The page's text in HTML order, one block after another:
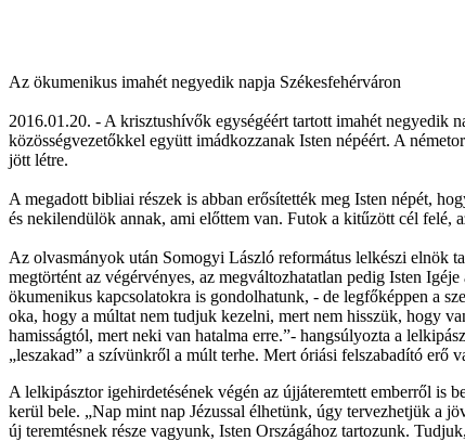
Az ökumenikus imahét negyedik napja Székesfehérváron
2016.01.20. - A krisztushívők egységéért tartott imahét negyedik
közösségvezetőkkel együtt imádkozzanak Isten népéért. A
jött létre.
A megadott bibliai részek is abban erősítették meg Isten népét,
és nekilendülök annak, ami előttem van. Futok a kitűzött cél felé,
Az olvasmányok után Somogyi László református lelkészi elnök
megtörtént az végérvényes, az megváltozhatatlan pedig Isten
ökumenikus kapcsolatokra is gondolhatunk, - de legfőképpen a
oka, hogy a múltat nem tudjuk kezelni, mert nem hisszük, hogy
hamisságtól, mert neki van hatalma erre.”- hangsúlyozta a
„leszakad” a szívünkről a múlt terhe. Mert óriási felszabadító erő
A lelkipásztor igehirdetésének végén az újjáteremtett emberről is
kerül bele. „Nap mint nap Jézussal élhetünk, úgy tervezhetjük a
új teremtésnek része vagyunk, Isten Országához tartozunk.